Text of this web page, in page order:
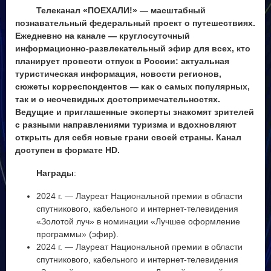
Телеканал «ПОЕХАЛИ!» — масштабный
познавательный федеральный проект о путешествиях.
Ежедневно на канале — круглосуточный
информационно-развлекательный эфир для всех, кто
планирует провести отпуск в России: актуальная
туристическая информация, новости регионов,
сюжеты корреспондентов — как о самых популярных,
так и о неочевидных достопримечательностях.
Ведущие и приглашенные эксперты знакомят зрителей
с разными направлениями туризма и вдохновляют
открыть для себя новые грани своей страны. Канал
доступен в формате HD.
Награды:
2024 г. — Лауреат Национальной премии в области
спутникового, кабельного и интернет‑телевидения
«Золотой луч» в номинации «Лучшее оформление
программы» (эфир).
2024 г. — Лауреат Национальной премии в области
спутникового, кабельного и интернет‑телевидения